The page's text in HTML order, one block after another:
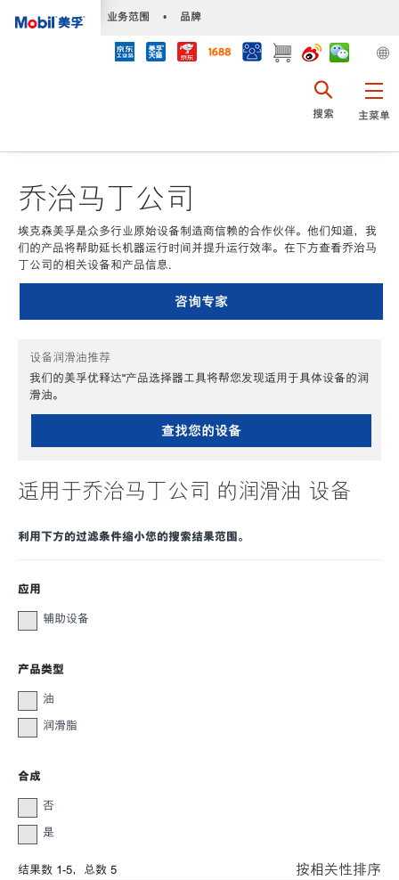
业务范围 • 品牌
主菜单
搜索
乔治马丁公司
埃克森美孚是众多行业原始设备制造商信赖的合作伙伴。他们知道，我
们的产品将帮助延长机器运行时间并提升运行效率。在下方查看乔治马
丁公司的相关设备和产品信息.
咨询专家
设备润滑油推荐
我们的美孚优释达℠产品选择器工具将帮您发现适用于具体设备的润
滑油。
查找您的设备
适用于乔治马丁公司 的润滑油 设备
利用下方的过滤条件缩小您的搜索结果范围。
应用
辅助设备
产品类型
油
润滑脂
合成
否
是
结果数 1-5，总数 5 按相关性排序